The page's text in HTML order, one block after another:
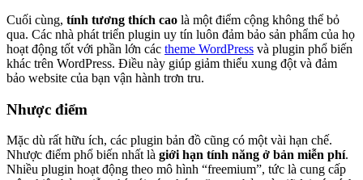
Cuối cùng, tính tương thích cao là một điểm cộng không thể bỏ
qua. Các nhà phát triển plugin uy tín luôn đảm bảo sản phẩm của họ
hoạt động tốt với phần lớn các theme WordPress và plugin phổ biến
khác trên WordPress. Điều này giúp giảm thiểu xung đột và đảm
bảo website của bạn vận hành trơn tru.
Nhược điểm
Mặc dù rất hữu ích, các plugin bản đồ cũng có một vài hạn chế.
Nhược điểm phổ biến nhất là giới hạn tính năng ở bản miễn phí.
Nhiều plugin hoạt động theo mô hình “freemium”, tức là cung cấp